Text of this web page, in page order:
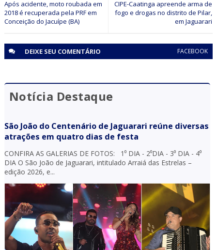
CIPE-Caatinga apreende arma de
fogo e drogas no distrito de Pilar,
em Jaguarari
Após acidente, moto roubada em
2018 é recuperada pela PRF em
Conceição do Jacuípe (BA)
DEIXE SEU COMENTÁRIO FACEBOOK
Notícia Destaque
São João do Centenário de Jaguarari reúne diversas
atrações em quatro dias de festa
CONFIRA AS GALERIAS DE FOTOS: 1⁰ DIA - 2⁰DIA - 3⁰ DIA - 4⁰
DIA O São João de Jaguarari, intitulado Arraiá das Estrelas –
edição 2026, e...